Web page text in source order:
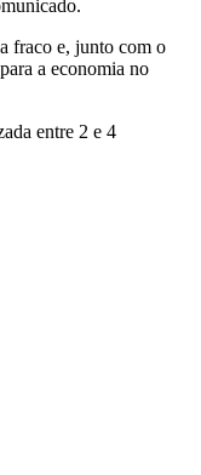
fraco e, junto com o
a economia no
entre 2 e 4